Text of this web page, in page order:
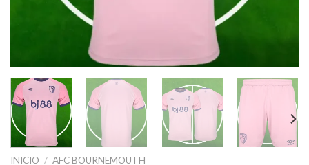
INICIO / AFC BOURNEMOUTH